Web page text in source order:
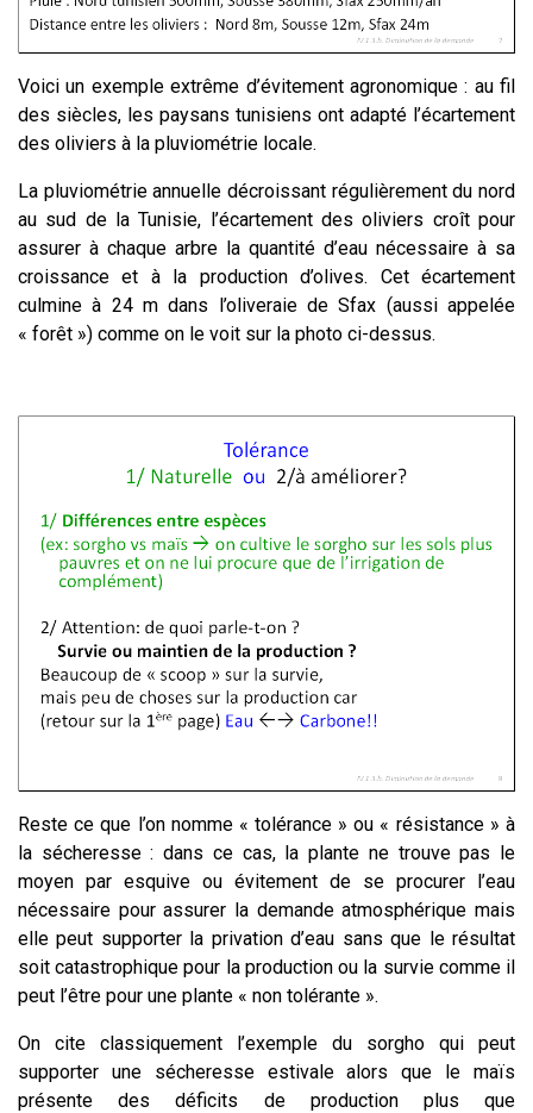
Voici un exemple extrême d’évitement agronomique : au fil
des siècles, les paysans tunisiens ont adapté l’écartement
des oliviers à la pluviométrie locale.
La pluviométrie annuelle décroissant régulièrement du nord
au sud de la Tunisie, l’écartement des oliviers croît pour
assurer à chaque arbre la quantité d’eau nécessaire à sa
croissance et à la production d’olives. Cet écartement
culmine à 24 m dans l’oliveraie de Sfax (aussi appelée
« forêt ») comme on le voit sur la photo ci-dessus.
Reste ce que l’on nomme « tolérance » ou « résistance » à
la sécheresse : dans ce cas, la plante ne trouve pas le
moyen par esquive ou évitement de se procurer l’eau
nécessaire pour assurer la demande atmosphérique mais
elle peut supporter la privation d’eau sans que le résultat
soit catastrophique pour la production ou la survie comme il
peut l’être pour une plante « non tolérante ».
On cite classiquement l’exemple du sorgho qui peut
supporter une sécheresse estivale alors que le maïs
présente des déficits de production plus que